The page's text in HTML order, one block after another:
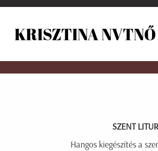
KRISZTINA NVTNŐ
SZENT
Hangos kiegészítés a